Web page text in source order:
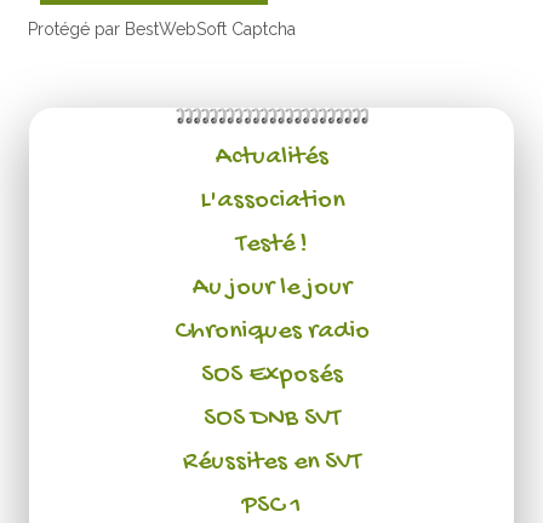
Protégé par BestWebSoft Captcha
Actualités
L'association
Testé !
Au jour le jour
Chroniques radio
SOS Exposés
SOS DNB SVT
Réussites en SVT
PSC 1